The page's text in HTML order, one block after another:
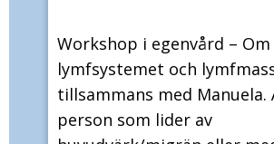
Workshop i egenvård – Om
lymfsystemet och
tillsammans med Manuela.
person som lider av